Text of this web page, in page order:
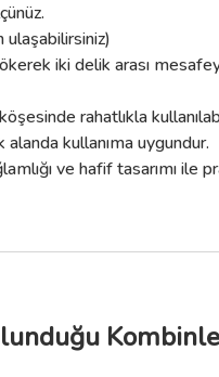
iki delik arası
rahatlıkla
kullanıma uygundur.
ve hafif tasarımı ile
öneri formunu kullanarak